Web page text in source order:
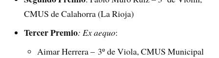
CMUS de Calahorra (La Rioja)
Tercer Premio: Ex aequo:
Aimar Herrera – 3º de Viola, CMUS Municipal